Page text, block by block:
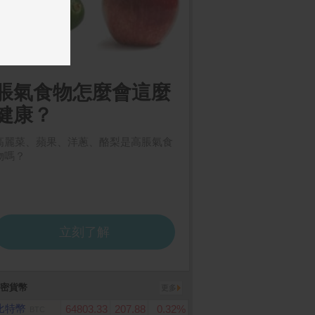
貨幣
特幣 64803.33 207.88 0.32%